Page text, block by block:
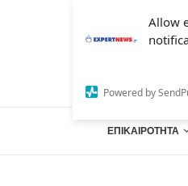
Allow
Powered by
ΕΠΙΚΑΙΡΟΤΗΤΑ